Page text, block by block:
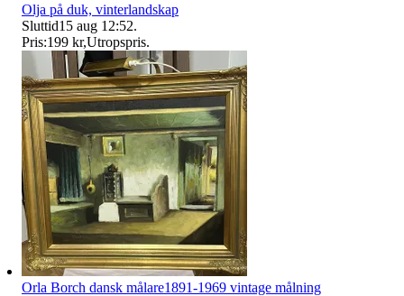
Olja på duk, vinterlandskap
Sluttid15 aug 12:52.
Pris:199 kr,Utropspris.
Orla Borch dansk målare1891-1969 vintage målning